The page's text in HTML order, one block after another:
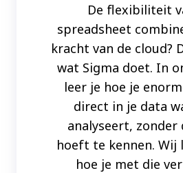
De flexibiliteit
spreadsheet
kracht van de cloud?
wat Sigma doet. In
leer je hoe je
direct in je data
analyseert, zonder
hoeft te kennen. Wij
hoe je met die